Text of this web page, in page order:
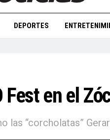
DEPORTES
en el
“corcholatas”